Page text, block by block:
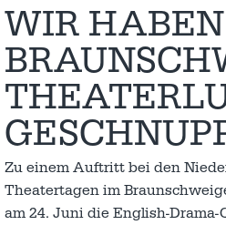
WIR
Zu einem Auftritt bei den
Theatertagen im
am 24. Juni die English-